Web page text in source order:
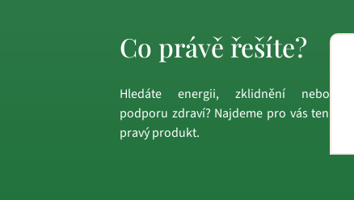
Co právě řešíte?
Hledáte energii, zklidnění nebo
podporu zdraví? Najdeme pro vás ten
pravý produkt.